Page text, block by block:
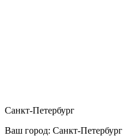
Санкт-Петербург
Ваш город: Санкт-Петербург